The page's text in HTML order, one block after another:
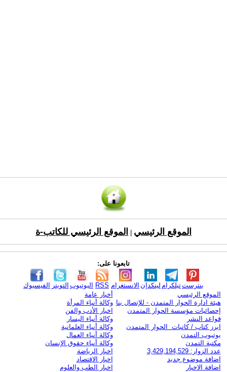
الموقع الرئيسي الموقع الرئيسي للكاتب-ة
تابعونا على:
الفيسبوك التويتر اليوتيوب RSS الانستغرام لينكدإن تيلكرامبنترست
الموقع الرئيسي
هيئة ادارة الحوار المتمدن - للإتصال بنا
إحصائيات مؤسسة الحوار المتمدن
قواعد النشر
ابرز كتاب / كاتبات الحوار المتمدن
يوتيوب التمدن
مكتبة التمدن
عدد الزوار: 3,429,194,529
اضافة موضوع جديد
اضافة الاخبار
أخبار عامة
وكالة أنباء المرأة
اخبار الأدب والفن
وكالة أنباء اليسار
وكالة أنباء العلمانية
وكالة أنباء العمال
وكالة أنباء حقوق الإنسان
اخبار الرياضة
اخبار الاقتصاد
اخبار الطب والعلوم